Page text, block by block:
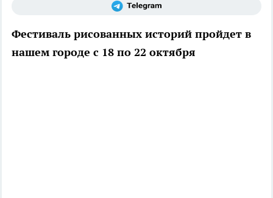
Фестиваль рисованных историй пройдет в
нашем городе с 18 по 22 октября